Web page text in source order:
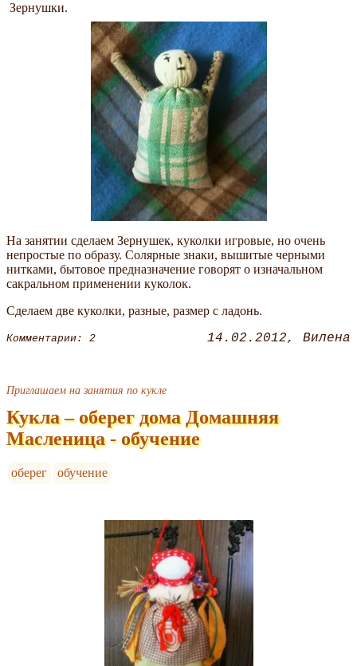
Зернушки.
На занятии сделаем Зернушек, куколки игровые, но очень
непростые по образу. Солярные знаки, вышитые черными
нитками, бытовое предназначение говорят о изначальном
сакральном применении куколок.
Сделаем две куколки, разные, размер с ладонь.
Комментарии: 2 14.02.2012 Вилена
Приглашаем на занятия по кукле
Кукла – оберег дома Домашняя
Масленица - обучение
оберег обучение